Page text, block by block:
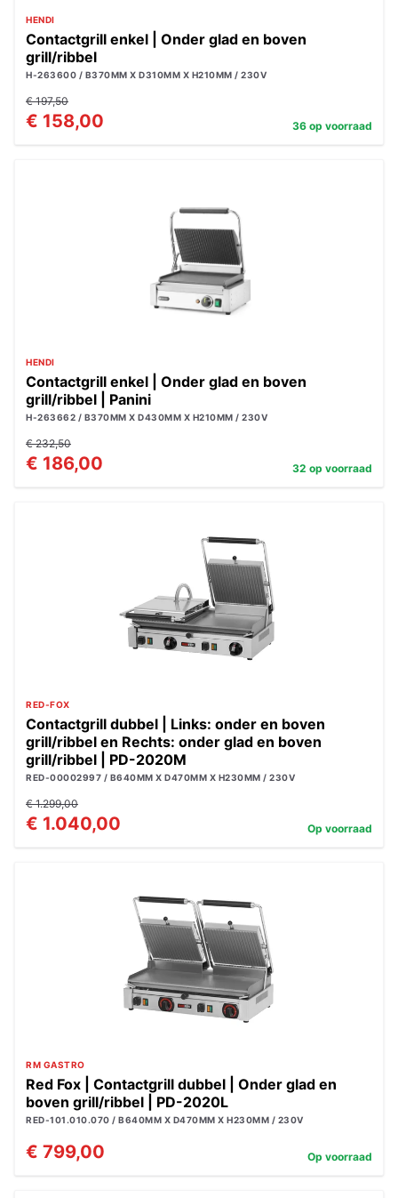
HENDI
Contactgrill enkel | Onder glad en boven
grill/ribbel
H-263600 / B370MM X D310MM X H210MM / 230V
€ 197,50
€ 158,00 36 op voorraad
HENDI
Contactgrill enkel | Onder glad en boven
grill/ribbel | Panini
H-263662 / B370MM X D430MM X H210MM / 230V
€ 232,50
€ 186,00 32 op voorraad
RED-FOX
Contactgrill dubbel | Links: onder en boven
grill/ribbel en Rechts: onder glad en boven
grill/ribbel | PD-2020M
RED-00002997 / B640MM X D470MM X H230MM / 230V
€ 1.299,00
€ 1.040,00 Op voorraad
RM GASTRO
Red Fox | Contactgrill dubbel | Onder glad en
boven grill/ribbel | PD-2020L
RED-101.010.070 / B640MM X D470MM X H230MM / 230V
€ 799,00 Op voorraad